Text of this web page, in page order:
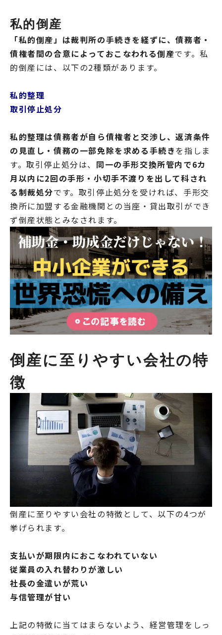
私的倒産
「私的倒産」は裁判所の手続きを経ずに、債務者・
債権者間の合意によっておこなわれる倒産です。私
的倒産には、以下の2種類があります。
私的整理
取引停止処分
私的整理は債務者が自ら債権者と交渉し、返済条件
の見直し・債務の一部免除を求める手続きを指しま
す。取引停止処分は、 同一の手形交換所管内で6カ
月以内に2回の手形・小切手不渡りを出して科され
る制裁処分です。取引停止処分を受ければ、手形交
換所に加盟する金融機関との当座・貸出取引ができ
ず倒産状態とみなされます。
倒産に至りやすい会社の特
徴
倒産に至りやすい会社の特徴として、以下の4つが
挙げられます。
支払いが期限内におこなわれていない
従業員の入れ替わりが激しい
社長の金遣いが荒い
与信管理が甘い
上記の特徴に当てはまらないよう、経営管理をしっ